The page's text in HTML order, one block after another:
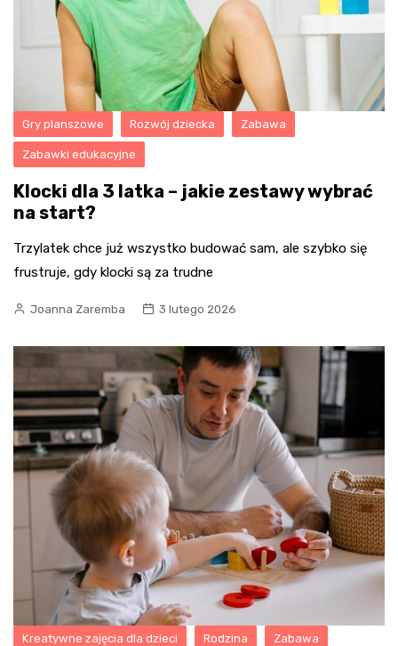
Gry planszowe Rozwój dziecka Zabawa
Zabawki edukacyjne
Klocki dla 3 latka – jakie zestawy wybrać
na start?
Trzylatek chce już wszystko budować sam, ale szybko się
frustruje, gdy klocki są za trudne
Joanna Zaremba 3 lutego 2026
Kreatywne zajęcia dla dzieci Rodzina Zabawa